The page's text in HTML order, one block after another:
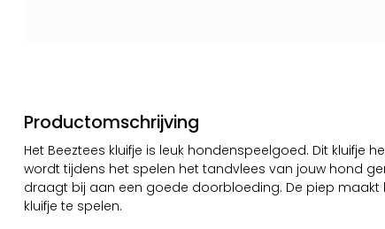
Productomschrijving
Het Beeztees kluifje is leuk hondenspeelgoed. Dit kluifje
wordt tijdens het spelen het tandvlees van jouw hond
draagt bij aan een goede doorbloeding. De piep
kluifje te spelen.